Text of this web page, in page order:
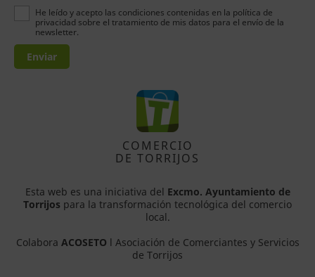
He leído y acepto las condiciones contenidas en la política de
privacidad sobre el tratamiento de mis datos para el envío de la
newsletter.
Enviar
COMERCIO
DE TORRIJOS
Esta web es una iniciativa del Excmo. Ayuntamiento de
Torrijos para la transformación tecnológica del comercio
local.
Colabora ACOSETO l Asociación de Comerciantes y Servicios
de Torrijos